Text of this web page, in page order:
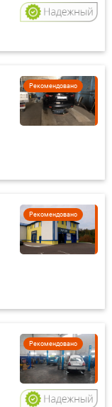
Рекомендовано
Рекомендовано
Рекомендовано